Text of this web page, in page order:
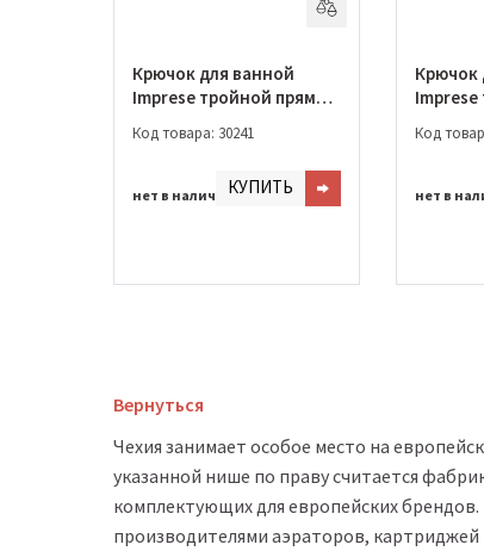
Чехия занимает особое место на
указанной нише по праву считается
комплектующих для европейских брендов.
производителями аэраторов,
Крючок для ванной
Imprese тройной прямой
Код товара: 30241
нет в наличииКУПИТЬ
Крючок
Код
нет в
Вернуться